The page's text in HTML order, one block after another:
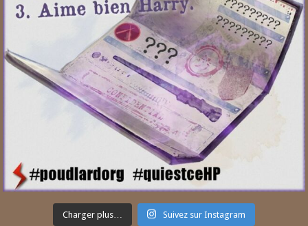
Charger plus… Suivez sur Instagram